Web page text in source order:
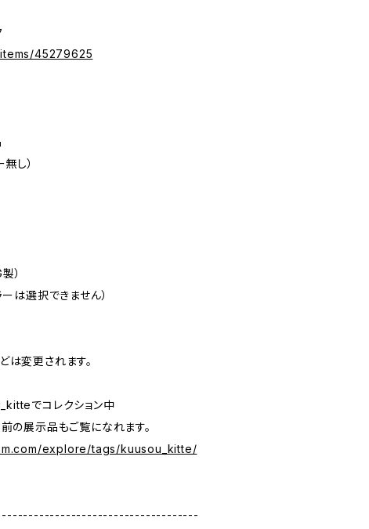
45279625
し）
）
ーは選択できません）
変更されます。
でコレクション中
の展示品もご覧になれます。
explore/tags/kuusou_kitte/